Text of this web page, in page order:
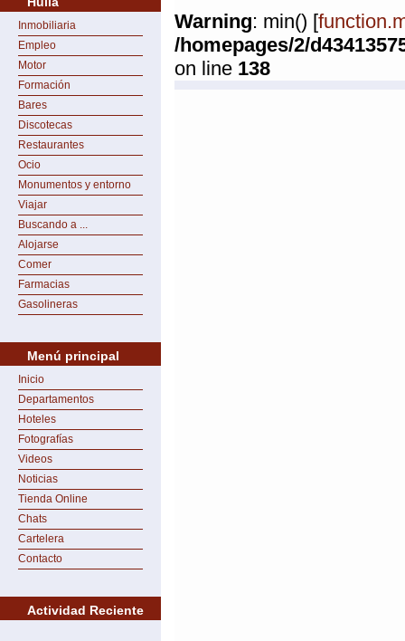
Inmobiliaria
Empleo
Motor
Formación
Bares
Discotecas
Restaurantes
Ocio
Monumentos y entorno
Viajar
Buscando a ...
Alojarse
Comer
Farmacias
Gasolineras
Menú principal
Inicio
Departamentos
Hoteles
Fotografías
Videos
Noticias
Tienda Online
Chats
Cartelera
Contacto
Actividad Reciente
Warning: min() [
/homepages/2/
on line 138